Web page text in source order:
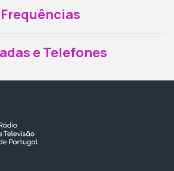
Frequências
e Telefones